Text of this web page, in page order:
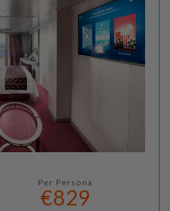
Per Persona
€829